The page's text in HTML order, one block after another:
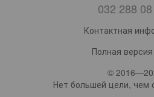
032 288
Контактная
Полная
©
Нет большей цели, чем